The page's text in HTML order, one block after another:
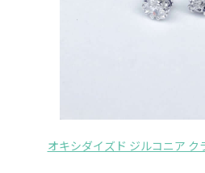
オキシダイズド ジルコニア ク